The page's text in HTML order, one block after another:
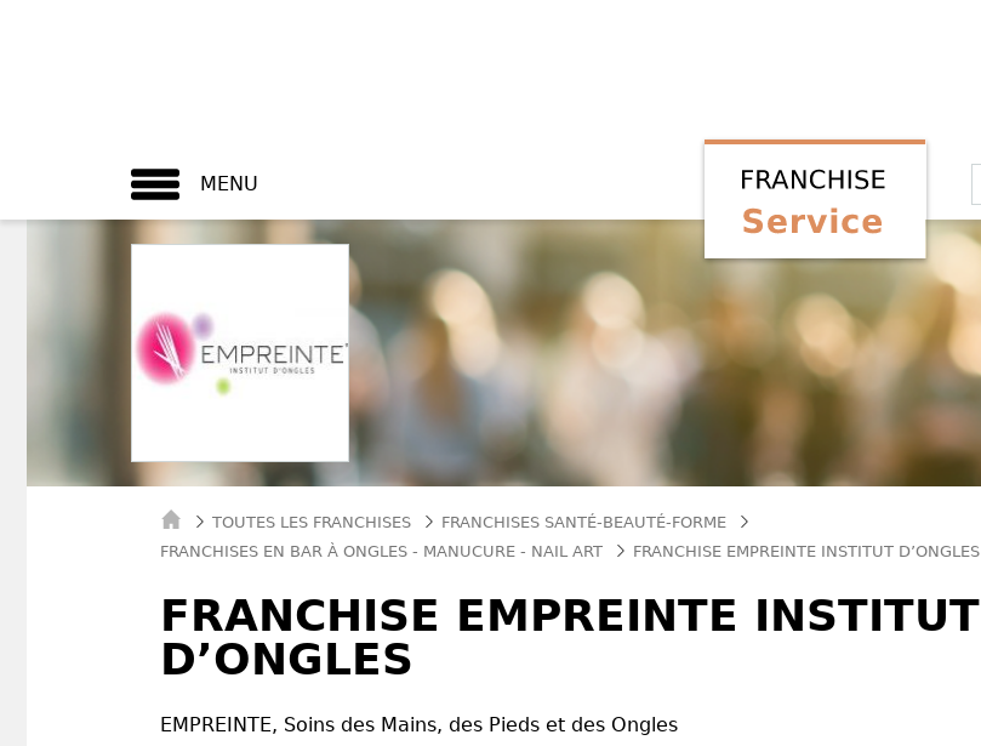
MENU
TOUTES LES FRANCHISES
FRANCHISES SANTÉ-BEAUTÉ-FORME
FRANCHISES EN BAR À ONGLES - MANUCURE - NAIL ART
FRANCHISE EMPREINTE INSTITUT D’ONGLES
FRANCHISE EMPREINTE INSTITUT
D’ONGLES
EMPREINTE, Soins des Mains, des Pieds et des Ongles